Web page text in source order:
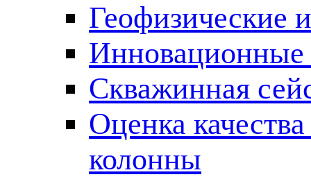
Геофизические
Инновационные
Скважинная
Оценка
колонны